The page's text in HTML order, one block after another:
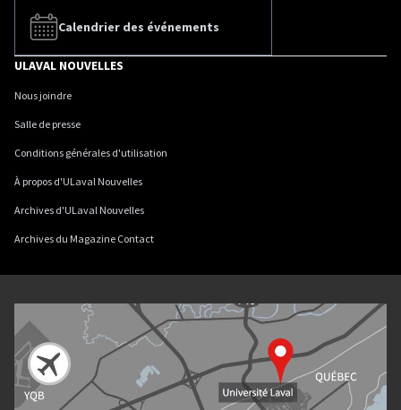
Calendrier des événements
ULAVAL NOUVELLES
Nous joindre
Salle de presse
Conditions générales d'utilisation
À propos d'ULaval Nouvelles
Archives d'ULaval Nouvelles
Archives du Magazine Contact